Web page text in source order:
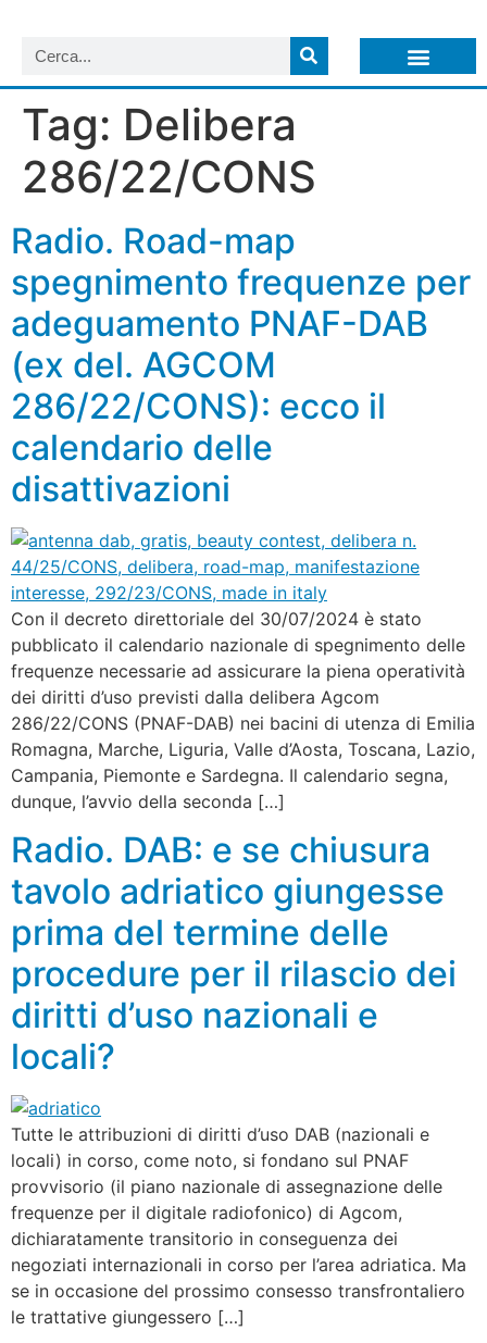
Tag: Delibera
286/22/CONS
Radio. Road-map
spegnimento frequenze per
adeguamento PNAF-DAB
(ex del. AGCOM
286/22/CONS): ecco il
calendario delle
disattivazioni
Con il decreto direttoriale del 30/07/2024 è stato
pubblicato il calendario nazionale di spegnimento delle
frequenze necessarie ad assicurare la piena operatività
dei diritti d’uso previsti dalla delibera Agcom
286/22/CONS (PNAF-DAB) nei bacini di utenza di Emilia
Romagna, Marche, Liguria, Valle d’Aosta, Toscana, Lazio,
Campania, Piemonte e Sardegna. Il calendario segna,
dunque, l’avvio della seconda […]
Radio. DAB: e se chiusura
tavolo adriatico giungesse
prima del termine delle
procedure per il rilascio dei
diritti d’uso nazionali e
locali?
Tutte le attribuzioni di diritti d’uso DAB (nazionali e
locali) in corso, come noto, si fondano sul PNAF
provvisorio (il piano nazionale di assegnazione delle
frequenze per il digitale radiofonico) di Agcom,
dichiaratamente transitorio in conseguenza dei
negoziati internazionali in corso per l’area adriatica. Ma
se in occasione del prossimo consesso transfrontaliero
le trattative giungessero […]